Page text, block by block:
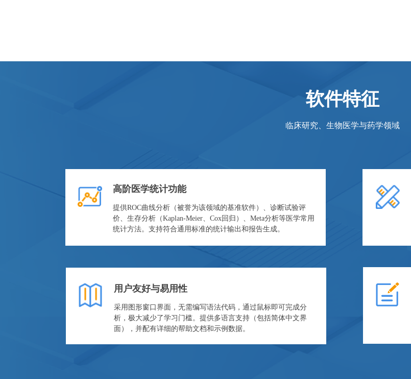
软件特征
临床研究、生物医学与药学领域
高阶医学统计功能
提供ROC曲线分析（被誉为该领域的基准软件）、诊断试验评
价、生存分析（Kaplan-Meier、Cox回归）、Meta分析等医学常用
统计方法。支持符合通用标准的统计输出和报告生成。
用户友好与易用性
采用图形窗口界面，无需编写语法代码，通过鼠标即可完成分
析，极大减少了学习门槛。提供多语言支持（包括简体中文界
面），并配有详细的帮助文档和示例数据。